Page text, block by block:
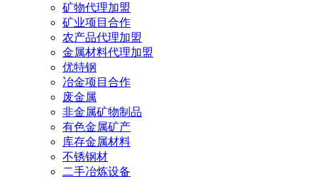
矿物代理加盟
矿业项目合作
农产品代理加盟
金属材料代理加盟
优特钢
冶金项目合作
废金属
非金属矿物制品
有色金属矿产
库存金属材料
不锈钢材
二手冶炼设备